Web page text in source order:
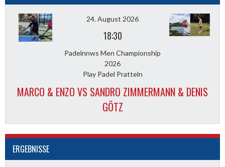
24. August 2026
18:30
Padelnnws Men Championship
2026
Play Padel Pratteln
MARCO & ENZO VS SANDRO ZIMMERMANN & DENIS
GÖTZ
ERGEBNISSE